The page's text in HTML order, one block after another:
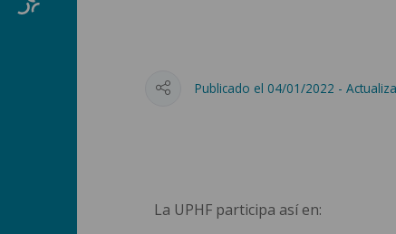
Publicado el 04/01/2022 -
La UPHF participa así en: